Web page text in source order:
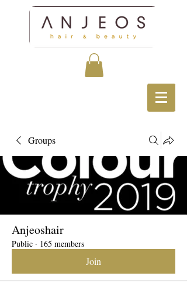
Groups
Anjeoshair
Public · 165 members
Join